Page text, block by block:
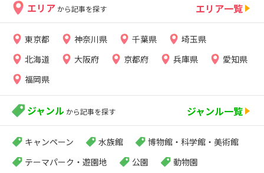
エリア から記事を探す エリア一覧
東京都 神奈川県 千葉県
埼玉県
北海道
大阪府 京都府 兵庫県
愛知県
福岡県
ジャンル から記事を探す ジャンル一覧
キャンペーン 水族館
博物館・科学館・美術館
テーマパーク・遊園地
公園
動物園